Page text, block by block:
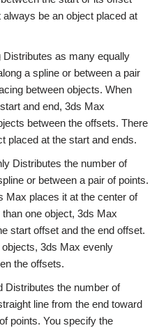
be an object placed at
as many equally
a spline or between a pair
between objects. When
and end, 3ds Max
between the offsets. There
placed at the start and ends.
Distributes the number of
or between a pair of points.
Max places it at the center of
one object, 3ds Max
start offset and the end offset.
3ds Max evenly
the offsets.
Distributes the number of
line from the end toward
points. You specify the